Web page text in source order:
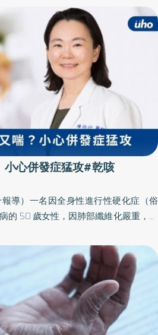
，監測時間最長可以達到96小時，可以
望德醫師表示，臨床上接受有線動態
過百例，接受無線動態酸鹼值測試也
情形接受適當的檢查，只是目前尚無
的食道壓力檢測可以提供更準確的數
析，更能精準的反應病人食道蠕動有
讓病人一目了然的了解自己的問題，
抗胃酸逆流手術的病人，「高解析食
更好的評估手術的方式，至去年引進
人是否適合接受手術，可以提供很好
出，少數鼻腔或食道結構異常，或是
人，可能不適合放置檢查的管子，如果
再評估是否適合接受檢查。 由於胃
的，可以避免遺漏診斷或是過度診斷
到正確的治療，讓病人擁有更好的生活
胃食道逆流的因素，大多是跟肥胖族
關，在飲食方面，避免過度喝茶、咖
呼籲民眾不要熬夜，進食後兩小時不
宵夜。
慮的食物吳建陞主任呼籲，若自己或親
師諮詢評估；若是皮膚先出現病變，
對於特殊的皮疹可能伴隨內科病變
是以肌肉無力為主的症狀，建議可向
科尋求協助。如果被診斷為皮肌炎，
劑治療，治療期間勿任意進補或使用
的治療時間長，為避免感染，建議患
憋尿、不吃生食或衛生清潔有疑慮的
也會提供適當檢查，協助釐清以避免
炎患者的風險分級，已能從血清免疫
些特異性的指標，可以讓臨床醫師提
與癌症風險。
而，伯伯在就醫時不僅肺功能已相當
時間內就併發肺部感染，很快進展為肺
房接受插管使用呼吸器，經搶救仍遺
與感冒類似 都會咳喘累彰化基督教醫
菜瓜布肺的正式名稱是特發性肺纖維
布肺逐漸熟悉，但由於菜瓜布肺初期
似，都是以咳、喘、累表現，以致患
瓜布肺，錯失治療時機，除了影響預
肺功能更會在短時間內受到重創，造
述案例確診過晚，就醫當時的肺功能
部疾病，在短時間內即疑似因為合併
病情惡化過速，令人惋惜。「治療菜
須在肺功能下降到一定程度前及早治
活品質。」林聖皓主任指出，菜瓜布肺
，根據臨床試驗證實能有效延緩疾病
期。值得注意的是，現階段抗纖維化
醫療團隊會評估患者肺功能狀態並協
在早期發現問題，及時就醫。此外，
濃度低的患者會輔以氧氣治療，也會
療計畫，透過肺復原運動增強活動耐
心併發症猛攻#乾咳
報導）一名因全身性進行性硬化症（俗
的 50 歲女性，因肺部纖維化嚴重，經
發間質性肺病的兇猛突擊，更是感到
併發肺部疾病 6成因此喪命 收治該名
科主任陳怡行醫師表示，硬皮症最常
的類型不同，有可能影響全身器官。
化部位、血液中自體抗體種類，分為
皆會影響大片皮膚，但瀰漫型不僅影